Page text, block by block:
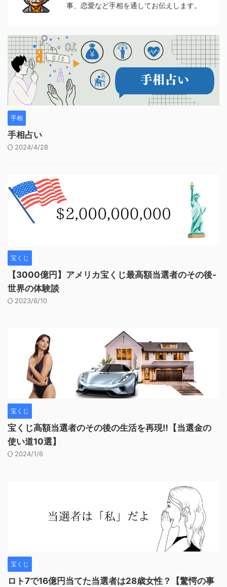
事、恋愛など手相を通してお伝えします。
手相
手相占い
2024/4/28
宝くじ
【3000億円】アメリカ宝くじ最高額当選者のその後-
世界の体験談
2023/6/10
宝くじ
宝くじ高額当選者のその後の生活を再現‼︎【当選金の
使い道10選】
2024/1/6
宝くじ
ロト7で16億円当てた当選者は28歳女性？【驚愕の事